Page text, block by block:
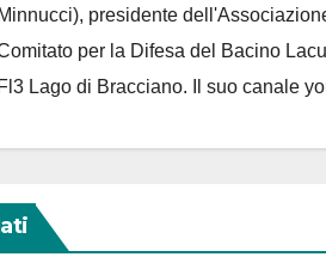
Minnucci), presidente dell'
per la Difesa del Bacino
Fl3 Lago di Bracciano. Il suo canale